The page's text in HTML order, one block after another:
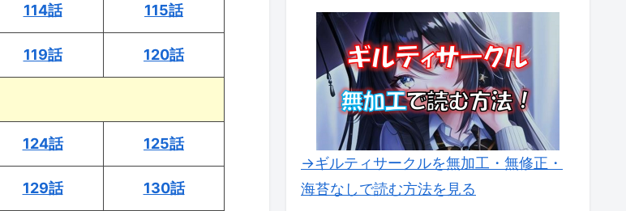
114話 115話
119話 120話
124話 125話
129話 130話
→ギルティサークルを無加工・無修正・
海苔なしで読む方法を見る